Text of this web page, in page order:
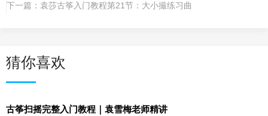
下一篇： 袁莎古筝入门教程第21节：大小撮练习曲
猜你喜欢
古筝扫摇完整入门教程｜袁雪梅老师精讲